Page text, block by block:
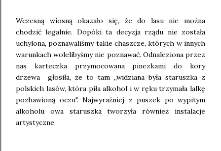
Wczesną wiosną okazało się, że do lasu nie można
chodzić legalnie. Dopóki ta decyzja rządu nie została
uchylona, poznawaliśmy takie chaszcze, których w innych
warunkach wolelibyśmy nie poznawać. Odnaleziona przez
nas karteczka przymocowana pinezkami do kory
drzewa głosiła, że to tam ,,widziana była staruszka z
polskich lasów, która piła alkohol i w ręku trzymała lalkę
pozbawioną oczu". Najwyraźniej z puszek po wypitym
alkoholu owa staruszka tworzyła również instalacje
artystyczne.